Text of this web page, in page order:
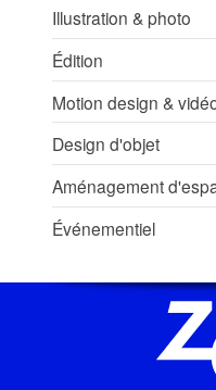
Illustration & photo
Édition
Motion design &
Design d'objet
Aménagement
Événementiel